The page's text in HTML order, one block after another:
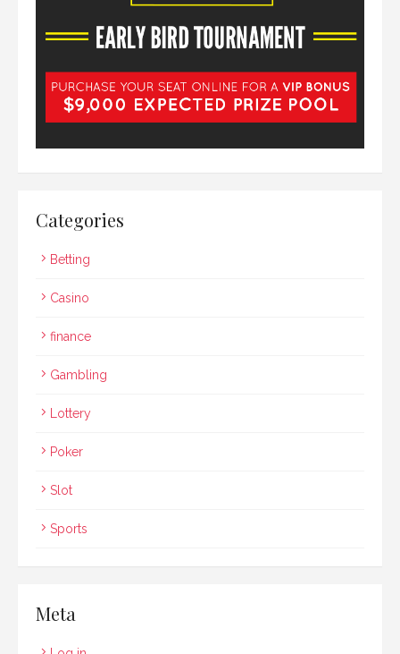
Categories
Betting
Casino
finance
Gambling
Lottery
Poker
Slot
Sports
Meta